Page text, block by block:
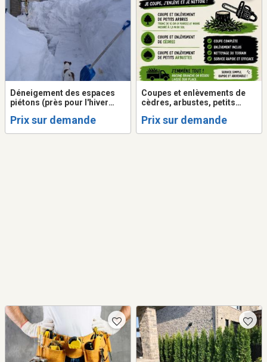
Déneigement des espaces
piétons (près pour l'hiver
Prix sur demande
Coupes et enlèvements de
cèdres, arbustes, petits
Prix sur demande